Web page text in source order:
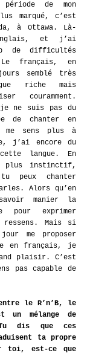
de mon
marqué, c’est
à Ottawa. Là-
et j’ai
de difficultés
français, en
semblé très
riche mais
couramment.
je ne suis pas du
de chanter en
sens plus à
j’ai encore du
langue. En
plus instinctif,
peux chanter
Alors qu’en
manier la
pour exprimer
ressens. Mais si
me proposer
en français, je
plaisir. C’est
pas capable de
le R’n’B, le
mélange de
dis que ces
ta propre
toi, est-ce que